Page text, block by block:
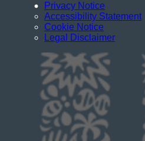
Privacy Notice
Accessibility Statement
Cookie Notice
Legal Disclaimer